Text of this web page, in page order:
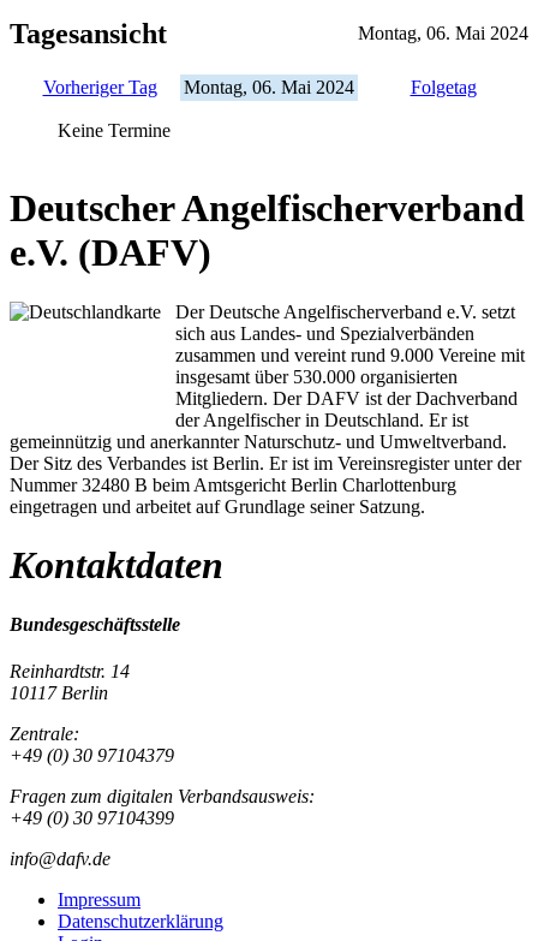
Tagesansicht Montag, 06. Mai 2024
Vorheriger Tag Montag, 06. Mai 2024 Folgetag
Keine Termine
Deutscher Angelfischerverband
e.V. (DAFV)
Der Deutsche Angelfischerverband e.V. setzt
sich aus Landes- und Spezialverbänden
zusammen und vereint rund 9.000 Vereine mit
insgesamt über 530.000 organisierten
Mitgliedern. Der DAFV ist der Dachverband
der Angelfischer in Deutschland. Er ist
gemeinnützig und anerkannter Naturschutz- und Umweltverband.
Der Sitz des Verbandes ist Berlin. Er ist im Vereinsregister unter der
Nummer 32480 B beim Amtsgericht Berlin Charlottenburg
eingetragen und arbeitet auf Grundlage seiner Satzung.
Kontaktdaten
Bundesgeschäftsstelle
Reinhardtstr. 14
10117 Berlin
Zentrale:
+49 (0) 30 97104379
Fragen zum digitalen Verbandsausweis:
+49 (0) 30 97104399
info@dafv.de
Impressum
Datenschutzerklärung